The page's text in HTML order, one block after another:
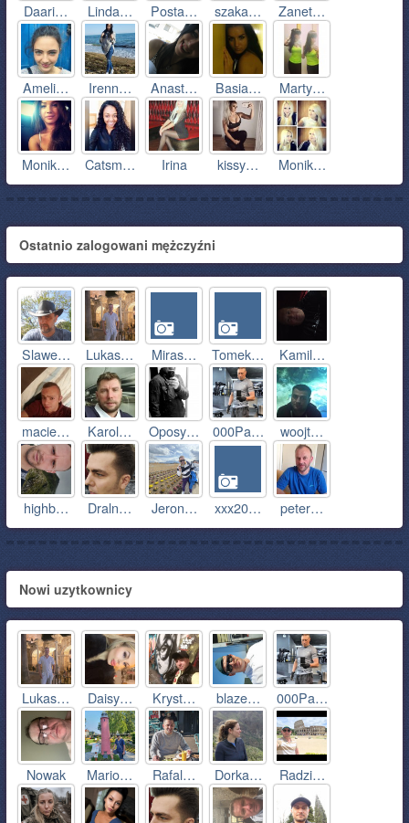
Daari… Linda… Posta… szaka… Zanet…
Ameli… Irenn… Anast… Basia… Marty…
Monik… Catsm… Irina kissy… Monik…
Ostatnio zalogowani mężczyźni
Slawe… Lukas… Miras… Tomek… Kamil…
macie… Karol… Oposy… 000Pa… woojt…
highb… Draln… Jeron… xxx20… peter…
Nowi uzytkownicy
Lukas… Daisy… Kryst… blaze… 000Pa…
Nowak Mario… Rafal… Dorka… Radzi…